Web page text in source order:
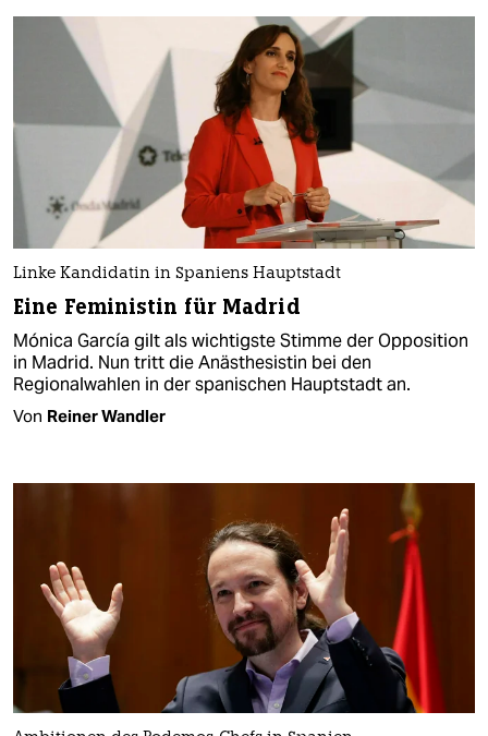
Linke Kandidatin in Spaniens Hauptstadt
Eine Feministin für Madrid
Mónica García gilt als wichtigste Stimme der Opposition
in Madrid. Nun tritt die Anästhesistin bei den
Regionalwahlen in der spanischen Hauptstadt an.
Von Reiner Wandler